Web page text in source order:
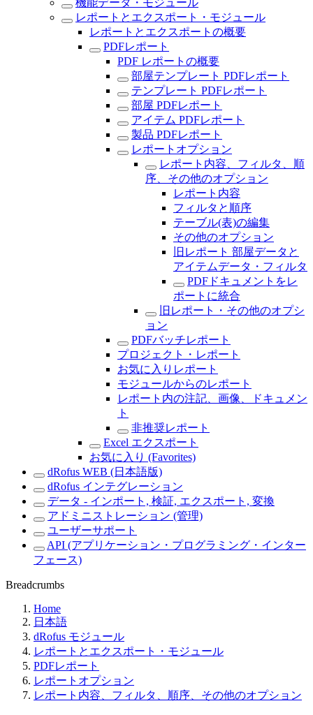
機能データ・モジュール
レポートとエクスポート・モジュール
レポートとエクスポートの概要
PDFレポート
PDF レポートの概要
部屋テンプレート PDFレポート
テンプレート PDFレポート
部屋 PDFレポート
アイテム PDFレポート
製品 PDFレポート
レポートオプション
レポート内容、フィルタ、順
序、その他のオプション
レポート内容
フィルタと順序
テーブル(表)の編集
その他のオプション
旧レポート 部屋データと
アイテムデータ・フィルタ
PDFドキュメントをレ
ポートに統合
旧レポート・その他のオプシ
ョン
PDFバッチレポート
プロジェクト・レポート
お気に入りレポート
モジュールからのレポート
レポート内の注記、画像、ドキュメン
ト
非推奨レポート
Excel エクスポート
お気に入り (Favorites)
dRofus WEB (日本語版)
dRofus インテグレーション
データ - インポート, 検証, エクスポート, 変換
アドミニストレーション (管理)
ユーザーサポート
API (アプリケーション・プログラミング・インター
フェース)
Breadcrumbs
Home
日本語
dRofus モジュール
レポートとエクスポート・モジュール
PDFレポート
レポートオプション
レポート内容、フィルタ、順序、その他のオプション